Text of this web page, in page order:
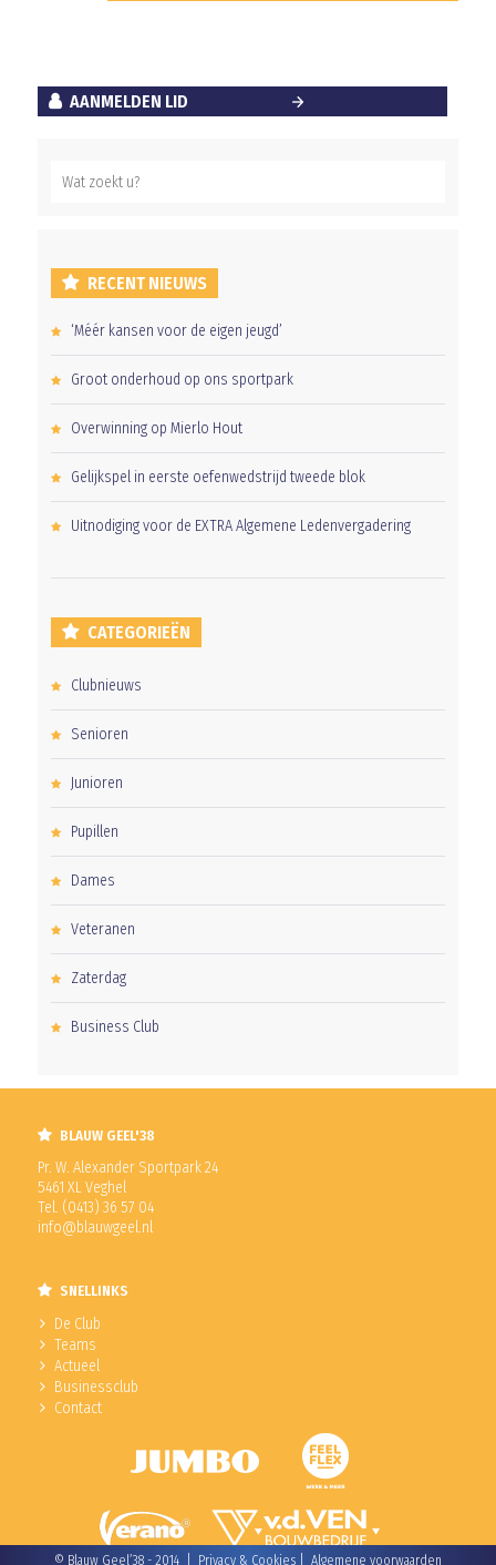
AANMELDEN LID
RECENT NIEUWS
‘Méér kansen voor de eigen jeugd’
Groot onderhoud op ons sportpark
Overwinning op Mierlo Hout
Gelijkspel in eerste oefenwedstrijd tweede blok
Uitnodiging voor de EXTRA Algemene Ledenvergadering
CATEGORIEËN
Clubnieuws
Senioren
Junioren
Pupillen
Dames
Veteranen
Zaterdag
Business Club
BLAUW GEEL'38
Pr. W. Alexander Sportpark 24
5461 XL Veghel
Tel. (0413) 36 57 04
info@blauwgeel.nl
SNELLINKS
De Club
Teams
Actueel
Businessclub
Contact
© Blauw Geel’38 - 2014 | Privacy & Cookies| Algemene voorwaarden